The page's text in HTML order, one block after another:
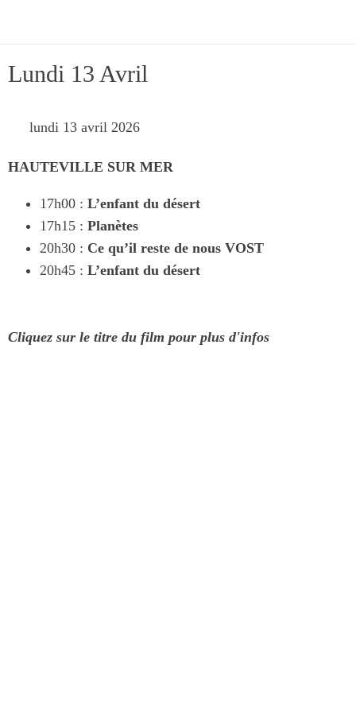
Lundi 13 Avril
lundi 13 avril 2026
HAUTEVILLE SUR MER
17h00 : L’enfant du désert
17h15 : Planètes
20h30 : Ce qu’il reste de nous VOST
20h45 : L’enfant du désert
Cliquez sur le titre du film pour plus d'infos